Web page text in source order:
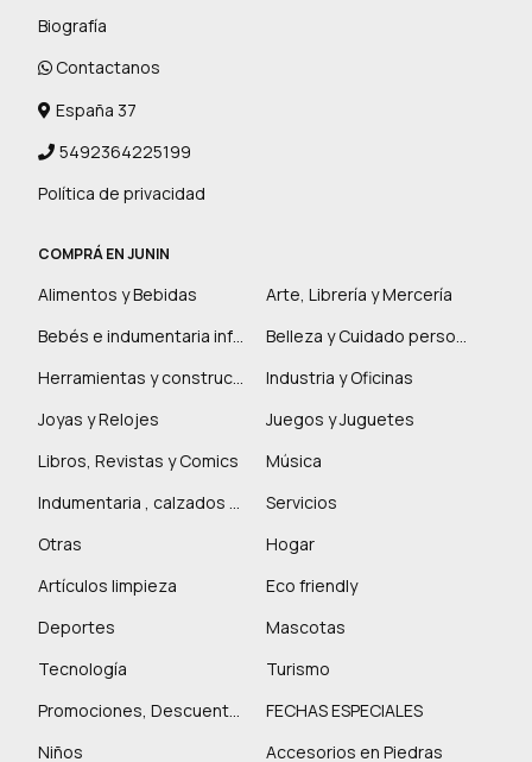
Biografía
Contactanos
España 37
5492364225199
Política de privacidad
COMPRÁ EN JUNIN
Alimentos y Bebidas
Arte, Librería y Mercería
Bebés e indumentaria infantil
Belleza y Cuidado personal
Herramientas y construcción
Industria y Oficinas
Joyas y Relojes
Juegos y Juguetes
Libros, Revistas y Comics
Música
Indumentaria , calzados y marroquinería
Servicios
Otras
Hogar
Artículos limpieza
Eco friendly
Deportes
Mascotas
Tecnología
Turismo
Promociones, Descuentos y más
FECHAS ESPECIALES
Niños
Accesorios en Piedras